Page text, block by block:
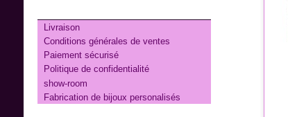
Livraison
Conditions générales de ventes
Paiement sécurisé
Politique de confidentialité
show-room
Fabrication de bijoux personalisés